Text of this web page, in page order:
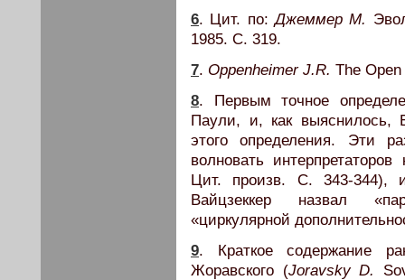
6. Цит. по:Джеммер М.
1985. С. 319.
7. Oppenheimer J.R. The
8. Первым точное
Паули, и, как выяснилось,
этого определения. Эти
волновать
Цит. произв. С. 343-344),
Вайцзеккер назвал
«циркулярной
9. Краткое содержание
Жоравского (Joravsky D.